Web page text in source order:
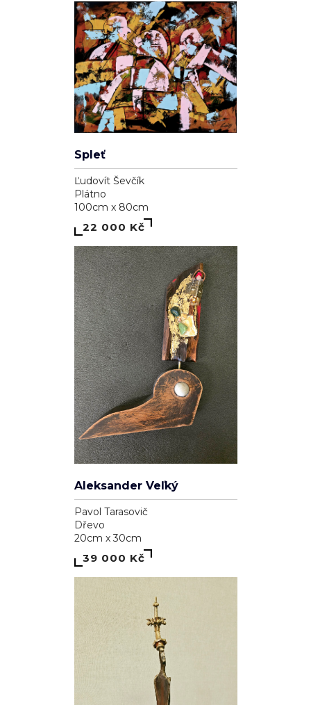
Spleť
Ľudovít Ševčík
Plátno
100cm x 80cm
22 000 Kč
Aleksander Veľký
Pavol Tarasovič
Dřevo
20cm x 30cm
39 000 Kč